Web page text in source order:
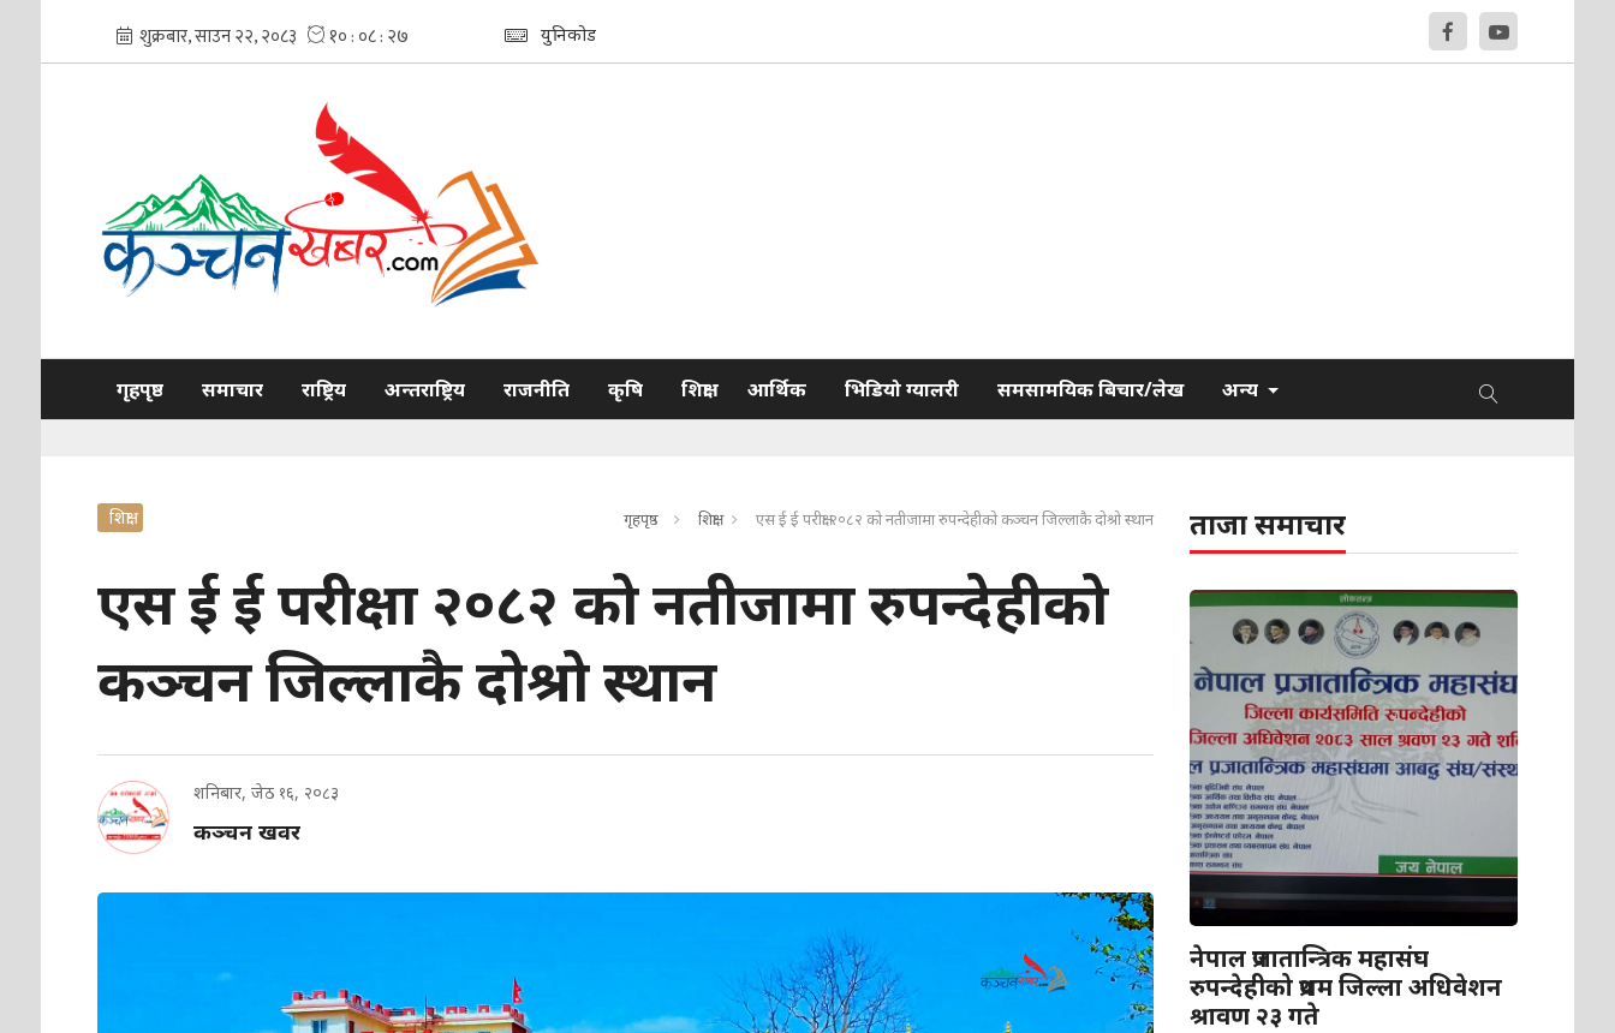
युनिकोड
गृहपृष्ठ समाचार राष्ट्रिय अन्तराष्ट्रिय राजनीति कृषि शिक्षा आर्थिक भिडियो ग्यालरी समसामयिक बिचार/लेख अन्य
शिक्षा गृहपृष्ठ शिक्षा एस ई ई परीक्षा २०८२ को नतीजामा रुपन्देहीको कञ्चन जिल्लाकै दोश्रो स्थान
एस ई ई परीक्षा २०८२ को नतीजामा रुपन्देहीको
कञ्चन जिल्लाकै दोश्रो स्थान
शनिबार, जेठ १६, २०८३
कञ्चन खवर
ताजा समाचार
नेपाल प्रजातान्त्रिक महासंघ
रुपन्देहीको प्रथम जिल्ला अधिवेशन
श्रावण २३ गते